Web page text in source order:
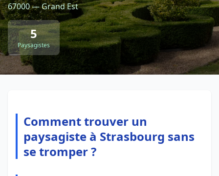
CGU- Confidentialité - Service proposé parViteUnDevis.com-Vous
67000 — Grand Est
5
Paysagistes
Comment trouver un
paysagiste à Strasbourg sans
se tromper ?